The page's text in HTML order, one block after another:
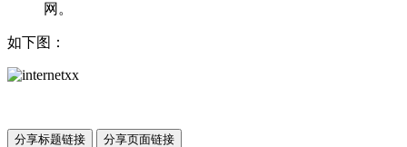
网。
如下图：
分享标题链接 分享页面链接